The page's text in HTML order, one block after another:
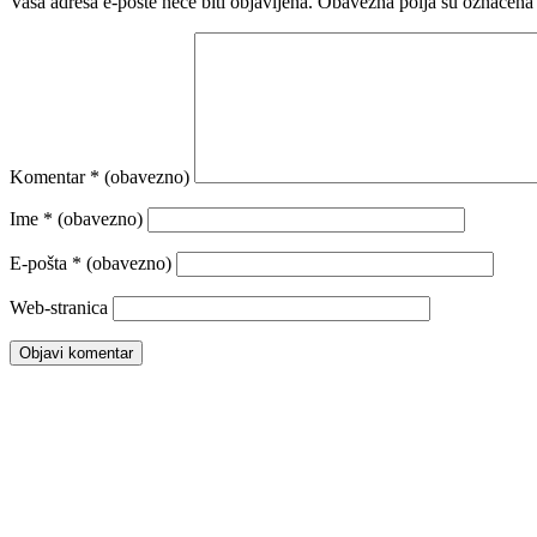
Komentar * (obavezno)
Ime * (obavezno)
E-pošta * (obavezno)
Web-stranica